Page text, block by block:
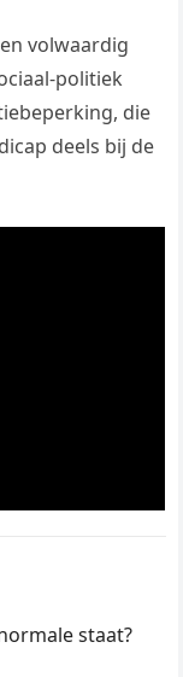
volwaardig
politiek
die
deels bij de
staat?